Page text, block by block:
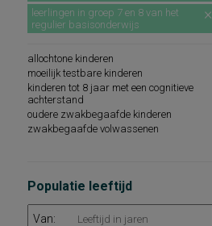
Abonneren
leerlingen in groep 7 en 8 van het
regulier basisonderwijs
allochtone kinderen
moeilijk testbare kinderen
kinderen tot 8 jaar met een cognitieve
achterstand
oudere zwakbegaafde kinderen
zwakbegaafde volwassenen
Populatie leeftijd
Van: